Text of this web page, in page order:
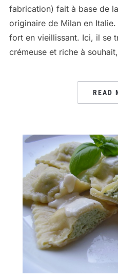
fabrication) fait à base de
originaire de Milan en
fort en vieillissant. Ici, il se
crémeuse et riche à
READ